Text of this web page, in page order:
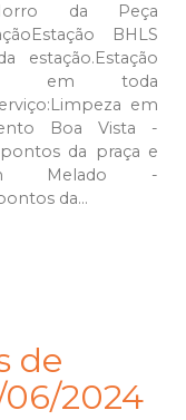
Morro da Peça
BHLS
estação.Estação
em toda
em
Boa Vista -
da praça e
Melado -
da...
de
2024